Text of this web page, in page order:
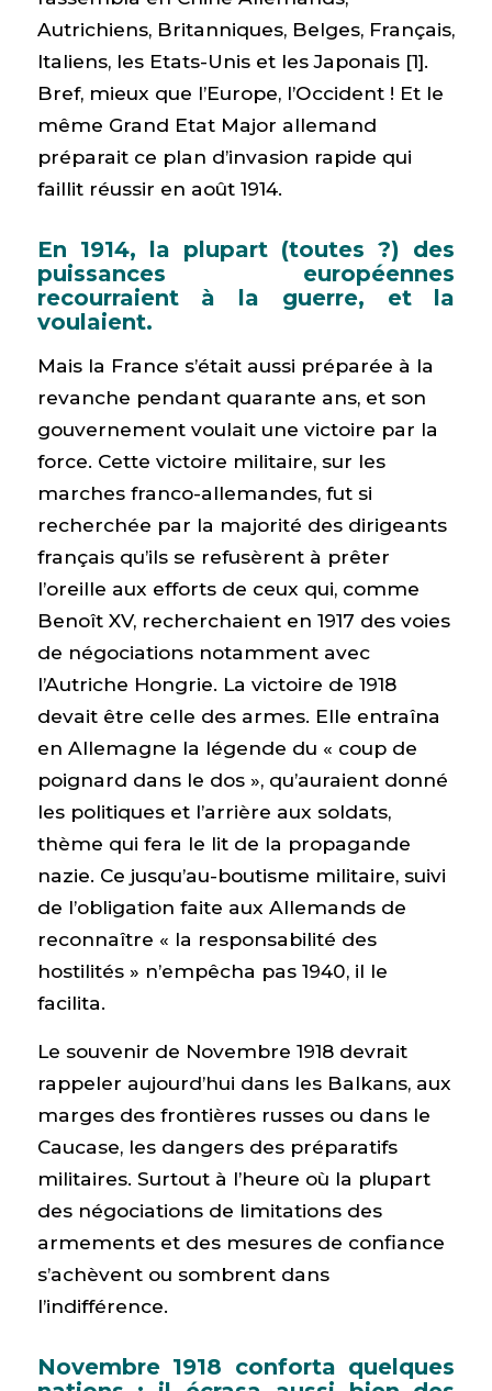
Autrichiens, Britanniques, Belges, Français,
Italiens, les Etats-Unis et les Japonais [1].
Bref, mieux que l’Europe, l’Occident ! Et le
même Grand Etat Major allemand
préparait ce plan d’invasion rapide qui
faillit réussir en août 1914.
En 1914, la plupart (toutes ?) des
puissances européennes
recourraient à la guerre, et la
voulaient.
Mais la France s’était aussi préparée à la
revanche pendant quarante ans, et son
gouvernement voulait une victoire par la
force. Cette victoire militaire, sur les
marches franco-allemandes, fut si
recherchée par la majorité des dirigeants
français qu’ils se refusèrent à prêter
l’oreille aux efforts de ceux qui, comme
Benoît XV, recherchaient en 1917 des voies
de négociations notamment avec
l’Autriche Hongrie. La victoire de 1918
devait être celle des armes. Elle entraîna
en Allemagne la légende du « coup de
poignard dans le dos », qu’auraient donné
les politiques et l’arrière aux soldats,
thème qui fera le lit de la propagande
nazie. Ce jusqu’au-boutisme militaire, suivi
de l’obligation faite aux Allemands de
reconnaître « la responsabilité des
hostilités » n’empêcha pas 1940, il le
facilita.
Le souvenir de Novembre 1918 devrait
rappeler aujourd’hui dans les Balkans, aux
marges des frontières russes ou dans le
Caucase, les dangers des préparatifs
militaires. Surtout à l’heure où la plupart
des négociations de limitations des
armements et des mesures de confiance
s’achèvent ou sombrent dans
l’indifférence.
Novembre 1918 conforta quelques